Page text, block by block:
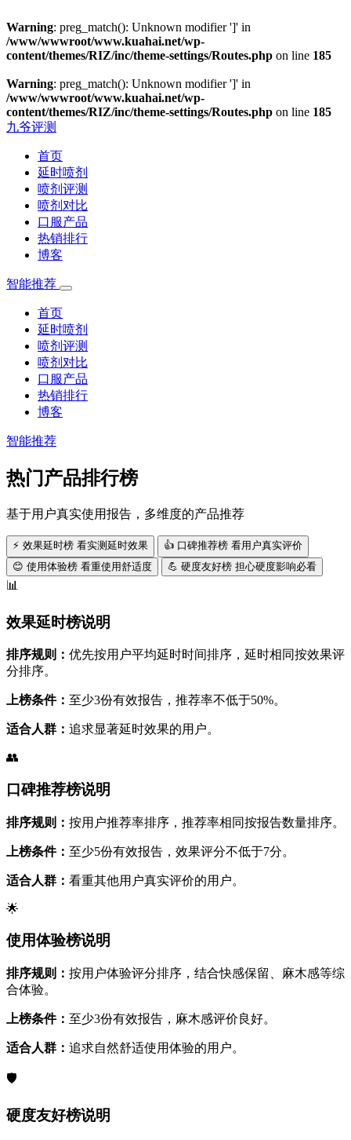
Warning: preg_match(): Unknown modifier ']' in
/www/wwwroot/www.kuahai.net/wp-
content/themes/RIZ/inc/theme-settings/Routes.php on line 185
Warning: preg_match(): Unknown modifier ']' in
/www/wwwroot/www.kuahai.net/wp-
content/themes/RIZ/inc/theme-settings/Routes.php on line 185
九爷评测
首页
延时喷剂
喷剂评测
喷剂对比
口服产品
热销排行
博客
智能推荐
首页
延时喷剂
喷剂评测
喷剂对比
口服产品
热销排行
博客
智能推荐
热门产品排行榜
基于用户真实使用报告，多维度的产品推荐
⚡ 效果延时榜 看实测延时效果 👍 口碑推荐榜 看用户真实评价
😊 使用体验榜 看重使用舒适度 💪 硬度友好榜 担心硬度影响必看
📊
效果延时榜说明
排序规则： 优先按用户平均延时时间排序，延时相同按效果评
分排序。
上榜条件： 至少3份有效报告，推荐率不低于50%。
适合人群： 追求显著延时效果的用户。
👥
口碑推荐榜说明
排序规则： 按用户推荐率排序，推荐率相同按报告数量排序。
上榜条件： 至少5份有效报告，效果评分不低于7分。
适合人群： 看重其他用户真实评价的用户。
🌟
使用体验榜说明
排序规则： 按用户体验评分排序，结合快感保留、麻木感等综
合体验。
上榜条件： 至少3份有效报告，麻木感评价良好。
适合人群： 追求自然舒适使用体验的用户。
🛡️
硬度友好榜说明